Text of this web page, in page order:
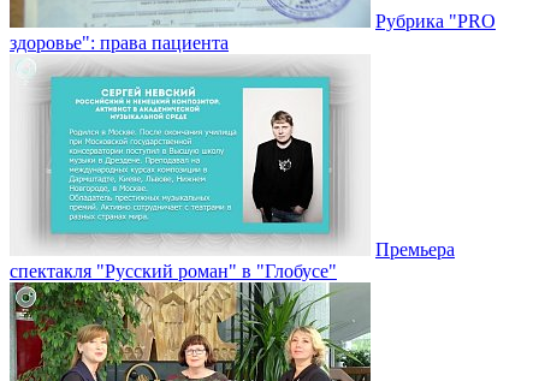
Рубрика "PRO
здоровье": права пациента
Премьера
спектакля "Русский роман" в "Глобусе"